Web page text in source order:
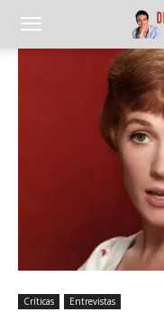
Críticas Entrevistas